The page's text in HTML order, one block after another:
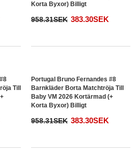
Till
Barnkläder Borta Matchtröja Till
Baby VM 2026 Kortärmad (+
Korta Byxor) Billigt